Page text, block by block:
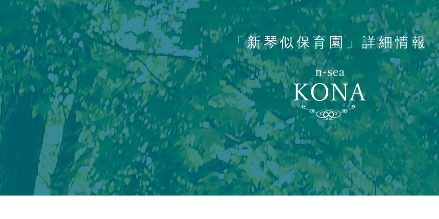
「新琴似保育園」詳細情報